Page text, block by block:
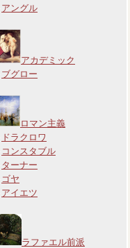
アングル
アカデミック
ブグロー
ロマン主義
ドラクロワ
コンスタブル
ターナー
ゴヤ
アイエツ
ラファエル前派